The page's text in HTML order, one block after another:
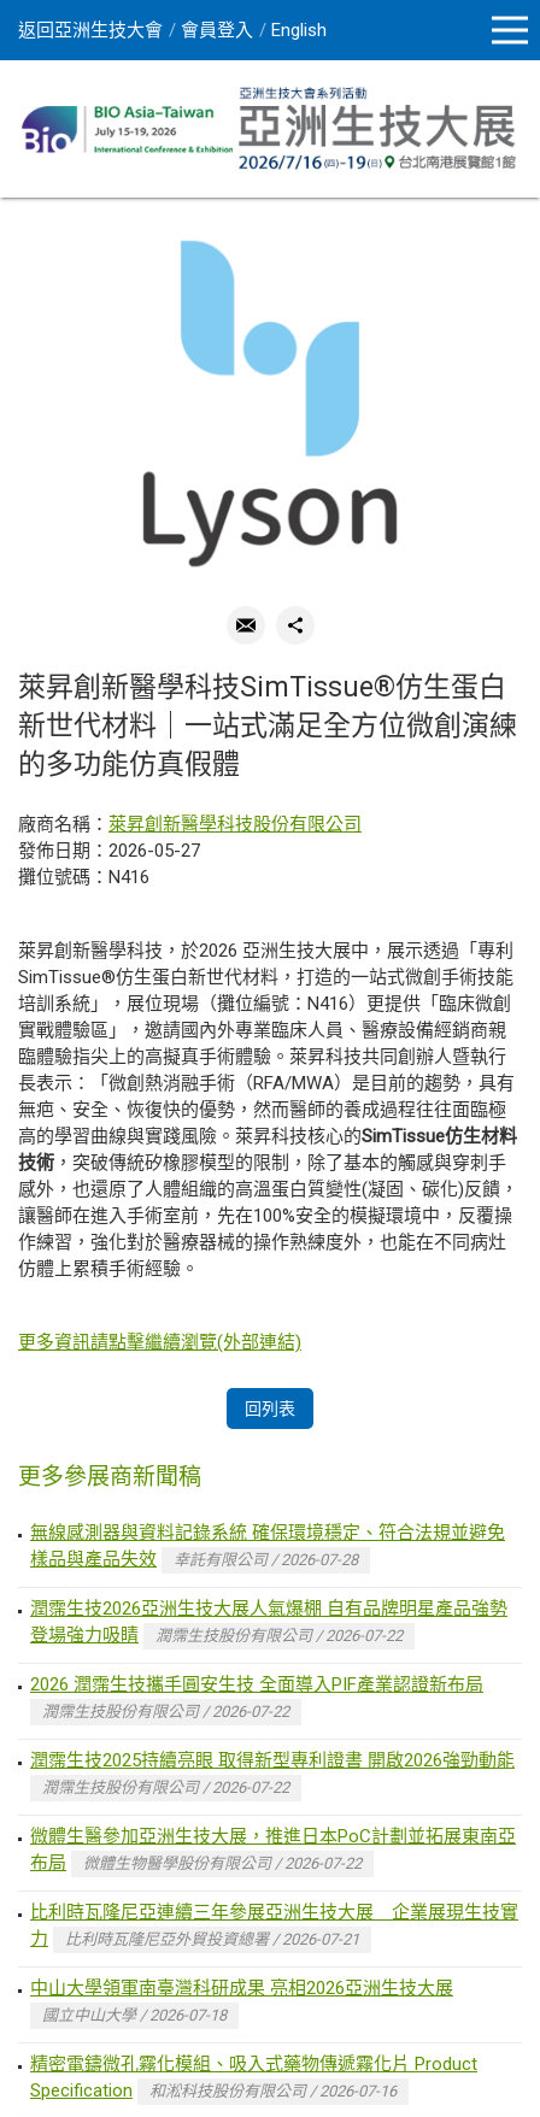
返回亞洲生技大會 會員登入 English
萊昇創新醫學科技SimTissue®仿生蛋白
新世代材料｜一站式滿足全方位微創演練
的多功能仿真假體
廠商名稱： 萊昇創新醫學科技股份有限公司
發佈日期：2026-05-27
攤位號碼：N416
萊昇創新醫學科技，於2026 亞洲生技大展中，展示透過「專利
SimTissue®仿生蛋白新世代材料，打造的一站式微創手術技能
培訓系統」，展位現場（攤位編號：N416）更提供「臨床微創
實戰體驗區」，邀請國內外專業臨床人員、醫療設備經銷商親
臨體驗指尖上的高擬真手術體驗。萊昇科技共同創辦人暨執行
長表示：「微創熱消融手術（RFA/MWA）是目前的趨勢，具有
無疤、安全、恢復快的優勢，然而醫師的養成過程往往面臨極
高的學習曲線與實踐風險。萊昇科技核心的SimTissue仿生材料
技術 ，突破傳統矽橡膠模型的限制，除了基本的觸感與穿刺手
感外，也還原了人體組織的高溫蛋白質變性(凝固、碳化)反饋，
讓醫師在進入手術室前，先在100%安全的模擬環境中，反覆操
作練習，強化對於醫療器械的操作熟練度外，也能在不同病灶
仿體上累積手術經驗。
更多資訊請點擊繼續瀏覽(外部連結)
回列表
更多參展商新聞稿
無線感測器與資料記錄系統 確保環境穩定、符合法規並避免
樣品與產品失效
幸託有限公司 / 2026-07-28
潤霈生技2026亞洲生技大展人氣爆棚 自有品牌明星產品強勢
登場強力吸睛
潤霈生技股份有限公司 / 2026-07-22
2026 潤霈生技攜手圓安生技 全面導入PIF產業認證新布局
潤霈生技股份有限公司 / 2026-07-22
潤霈生技2025持續亮眼 取得新型專利證書 開啟2026強勁動能
潤霈生技股份有限公司 / 2026-07-22
微體生醫參加亞洲生技大展，推進日本PoC計劃並拓展東南亞
布局
微體生物醫學股份有限公司 / 2026-07-22
比利時瓦隆尼亞連續三年參展亞洲生技大展 企業展現生技實
力
比利時瓦隆尼亞外貿投資總署 / 2026-07-21
中山大學領軍南臺灣科研成果 亮相2026亞洲生技大展
國立中山大學 / 2026-07-18
精密電鑄微孔霧化模組、吸入式藥物傳遞霧化片 Product
Specification
和淞科技股份有限公司 / 2026-07-16